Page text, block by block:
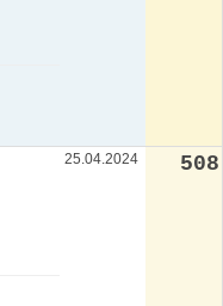
25.04.2024 508